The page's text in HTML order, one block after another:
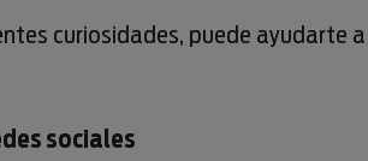
curiosidades, puede ayudarte
sociales